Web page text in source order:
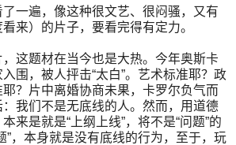
一遍，像这种很文艺、很闷骚，又有
来）的片子，要看完得有定力。
这题材在当今也是大热。今年奥斯卡
围，被人抨击“太白”。艺术标准耶？政
？片中离婚协商未果，卡罗尔负气而
我们不是无底线的人。然而，用道德
来是就是“上纲上线”，将不是“问题”的
”，本身就是没有底线的行为，至于，玩